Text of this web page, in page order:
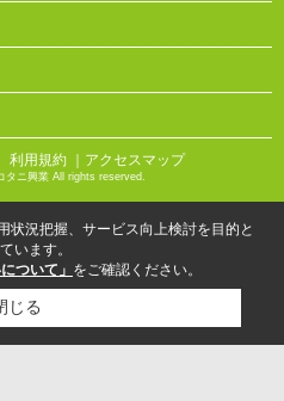
｜ 利用規約 ｜アクセスマップ
タニ興業 All rights reserved.
状況把握、サービス向上検討を目的と
います。
ついて」 をご確認ください。
じる